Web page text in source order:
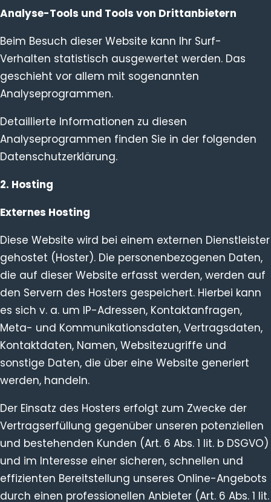
Analyse-Tools und Tools von Dritt­anbietern
Beim Besuch dieser Website kann Ihr Surf-
Verhalten statistisch ausgewertet werden. Das
geschieht vor allem mit sogenannten
Analyseprogrammen.
Detaillierte Informationen zu diesen
Analyseprogrammen finden Sie in der folgenden
Datenschutzerklärung.
2. Hosting
Externes Hosting
Diese Website wird bei einem externen Dienstleister
gehostet (Hoster). Die personenbezogenen Daten,
die auf dieser Website erfasst werden, werden auf
den Servern des Hosters gespeichert. Hierbei kann
es sich v. a. um IP-Adressen, Kontaktanfragen,
Meta- und Kommunikationsdaten, Vertragsdaten,
Kontaktdaten, Namen, Websitezugriffe und
sonstige Daten, die über eine Website generiert
werden, handeln.
Der Einsatz des Hosters erfolgt zum Zwecke der
Vertragserfüllung gegenüber unseren potenziellen
und bestehenden Kunden (Art. 6 Abs. 1 lit. b DSGVO)
und im Interesse einer sicheren, schnellen und
effizienten Bereitstellung unseres Online-Angebots
durch einen professionellen Anbieter (Art. 6 Abs. 1 lit.